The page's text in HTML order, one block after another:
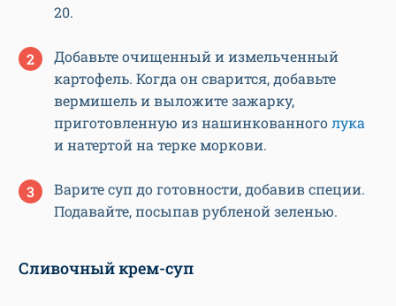
20.
Добавьте очищенный и измельченный
картофель. Когда он сварится, добавьте
вермишель и выложите зажарку,
приготовленную из нашинкованноголука
и натертой на терке моркови.
Варите суп до готовности, добавив специи.
Подавайте, посыпав рубленой зеленью.
Сливочный крем-суп